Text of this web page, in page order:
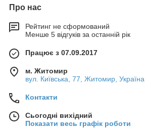
Про нас
Рейтинг не сформований
Менше 5 відгуків за останній рік
Працює з 07.09.2017
м. Житомир
вул. Київська, 77, Житомир, Україна
Контакти
Сьогодні вихідний
Показати весь графік роботи